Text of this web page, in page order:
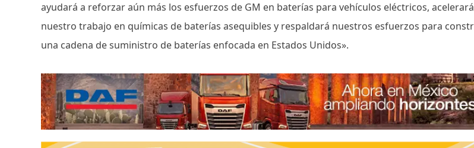
ayudará a reforzar aún más los esfuerzos de GM en baterías para vehículos eléctricos, acelerará
nuestro trabajo en químicas de baterías asequibles y respaldará nuestros esfuerzos para
una cadena de suministro de baterías enfocada en Estados Unidos».